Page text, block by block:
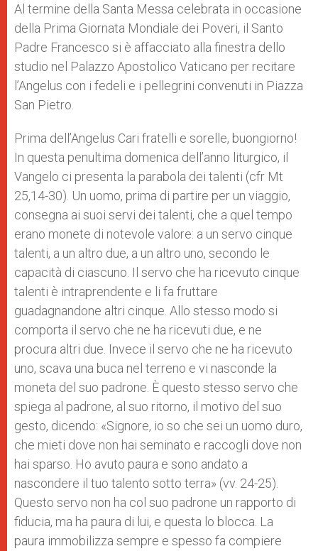
Al termine della Santa Messa celebrata in occasione
della Prima Giornata Mondiale dei Poveri, il Santo
Padre Francesco si è affacciato alla finestra dello
studio nel Palazzo Apostolico Vaticano per recitare
l’Angelus con i fedeli e i pellegrini convenuti in Piazza
San Pietro.
Prima dell’Angelus Cari fratelli e sorelle, buongiorno!
In questa penultima domenica dell’anno liturgico, il
Vangelo ci presenta la parabola dei talenti (cfr Mt
25,14-30). Un uomo, prima di partire per un viaggio,
consegna ai suoi servi dei talenti, che a quel tempo
erano monete di notevole valore: a un servo cinque
talenti, a un altro due, a un altro uno, secondo le
capacità di ciascuno. Il servo che ha ricevuto cinque
talenti è intraprendente e li fa fruttare
guadagnandone altri cinque. Allo stesso modo si
comporta il servo che ne ha ricevuti due, e ne
procura altri due. Invece il servo che ne ha ricevuto
uno, scava una buca nel terreno e vi nasconde la
moneta del suo padrone. È questo stesso servo che
spiega al padrone, al suo ritorno, il motivo del suo
gesto, dicendo: «Signore, io so che sei un uomo duro,
che mieti dove non hai seminato e raccogli dove non
hai sparso. Ho avuto paura e sono andato a
nascondere il tuo talento sotto terra» (vv. 24-25).
Questo servo non ha col suo padrone un rapporto di
fiducia, ma ha paura di lui, e questa lo blocca. La
paura immobilizza sempre e spesso fa compiere